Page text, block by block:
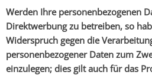
Werden Ihre personenbezogenen
Direktwerbung zu betreiben, so
Widerspruch gegen die
personenbezogener Daten zum
einzulegen; dies gilt auch für das